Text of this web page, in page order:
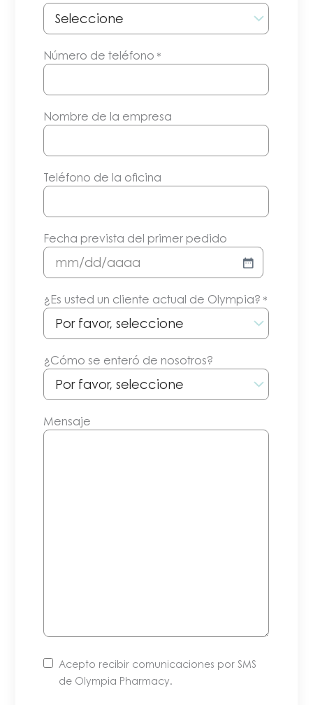
Número de teléfono *
Nombre de la empresa
Teléfono de la oficina
Fecha prevista del primer pedido
MM/DD/AAAA
¿Es usted un cliente actual de Olympia? *
¿Cómo se enteró de nosotros?
Mensaje
Acepto recibir comunicaciones por SMS
de Olympia Pharmacy.